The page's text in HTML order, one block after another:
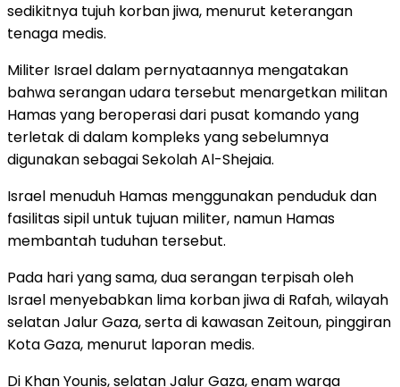
sedikitnya tujuh korban jiwa, menurut keterangan
tenaga medis.
Militer Israel dalam pernyataannya mengatakan
bahwa serangan udara tersebut menargetkan militan
Hamas yang beroperasi dari pusat komando yang
terletak di dalam kompleks yang sebelumnya
digunakan sebagai Sekolah Al-Shejaia.
Israel menuduh Hamas menggunakan penduduk dan
fasilitas sipil untuk tujuan militer, namun Hamas
membantah tuduhan tersebut.
Pada hari yang sama, dua serangan terpisah oleh
Israel menyebabkan lima korban jiwa di Rafah, wilayah
selatan Jalur Gaza, serta di kawasan Zeitoun, pinggiran
Kota Gaza, menurut laporan medis.
Di Khan Younis, selatan Jalur Gaza, enam warga